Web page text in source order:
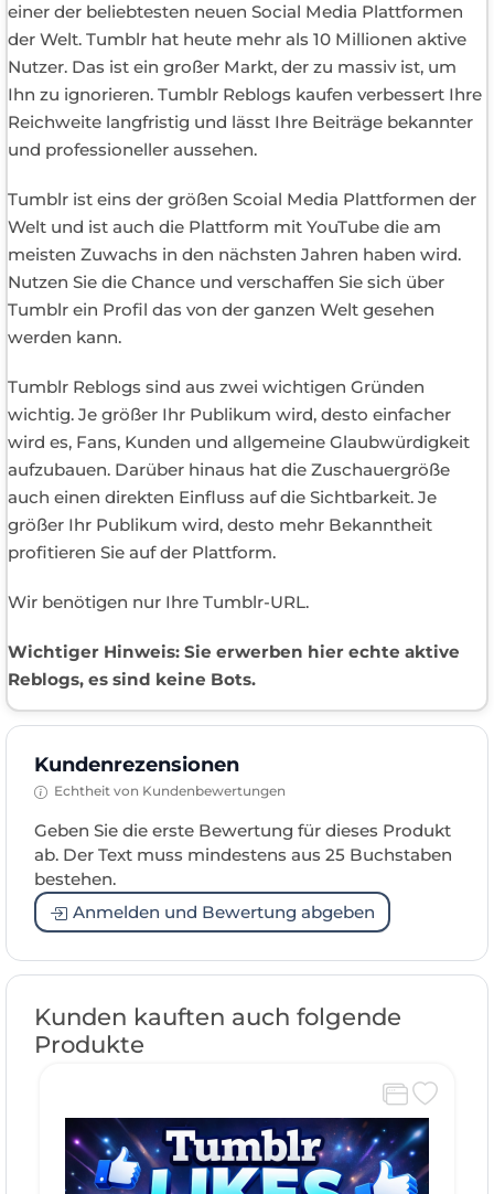
einer der beliebtesten neuen Social Media Plattformen
der Welt. Tumblr hat heute mehr als 10 Millionen aktive
Nutzer. Das ist ein großer Markt, der zu massiv ist, um
Ihn zu ignorieren. Tumblr Reblogs kaufen verbessert Ihre
Reichweite langfristig und lässt Ihre Beiträge bekannter
und professioneller aussehen.
Tumblr ist eins der größen Scoial Media Plattformen der
Welt und ist auch die Plattform mit YouTube die am
meisten Zuwachs in den nächsten Jahren haben wird.
Nutzen Sie die Chance und verschaffen Sie sich über
Tumblr ein Profil das von der ganzen Welt gesehen
werden kann.
Tumblr Reblogs sind aus zwei wichtigen Gründen
wichtig. Je größer Ihr Publikum wird, desto einfacher
wird es, Fans, Kunden und allgemeine Glaubwürdigkeit
aufzubauen. Darüber hinaus hat die Zuschauergröße
auch einen direkten Einfluss auf die Sichtbarkeit. Je
größer Ihr Publikum wird, desto mehr Bekanntheit
profitieren Sie auf der Plattform.
Wir benötigen nur Ihre Tumblr-URL.
Wichtiger Hinweis: Sie erwerben hier echte aktive
Reblogs, es sind keine Bots.
Kundenrezensionen
Echtheit von Kundenbewertungen
Geben Sie die erste Bewertung für dieses Produkt
ab. Der Text muss mindestens aus 25 Buchstaben
bestehen.
Anmelden und Bewertung abgeben
Kunden kauften auch folgende
Produkte